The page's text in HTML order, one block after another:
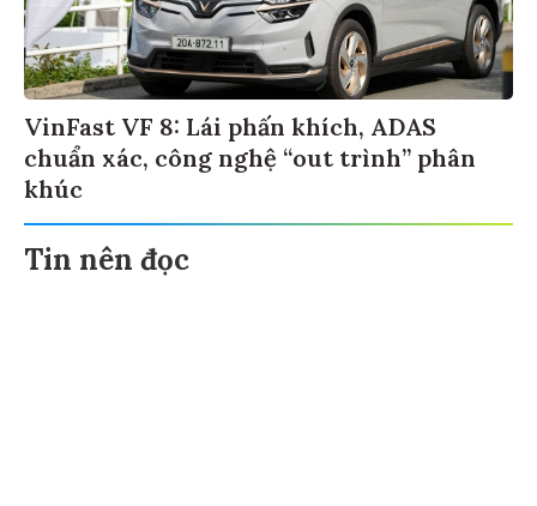
VinFast VF 8: Lái phấn khích, ADAS
chuẩn xác, công nghệ “out trình” phân
khúc
Tin nên đọc